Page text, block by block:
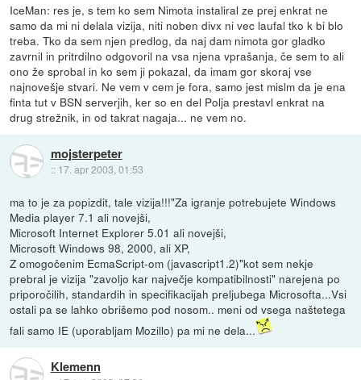
IceMan: res je, s tem ko sem Nimota instaliral ze prej enkrat ne
samo da mi ni delala vizija, niti noben divx ni vec laufal tko k bi blo
treba. Tko da sem njen predlog, da naj dam nimota gor gladko
zavrnil in pritrdilno odgovoril na vsa njena vprašanja, če sem to ali
ono že sprobal in ko sem ji pokazal, da imam gor skoraj vse
najnovešje stvari. Ne vem v cem je fora, samo jest mislm da je ena
finta tut v BSN serverjih, ker so en del Polja prestavl enkrat na
drug strežnik, in od takrat nagaja... ne vem no.
mojsterpeter
:: 17. apr 2003, 01:53
ma to je za popizdit, tale vizija!!!"Za igranje potrebujete Windows
Media player 7.1 ali novejši,
Microsoft Internet Explorer 5.01 ali novejši,
Microsoft Windows 98, 2000, ali XP,
Z omogočenim EcmaScript-om (javascript1.2)"kot sem nekje
prebral je vizija "zavoljo kar največje kompatibilnosti" narejena po
priporočilih, standardih in specifikacijah preljubega Microsofta...Vsi
ostali pa se lahko obrišemo pod nosom.. meni od vsega naštetega
fali samo IE (uporabljam Mozillo) pa mi ne dela...
Klemenn